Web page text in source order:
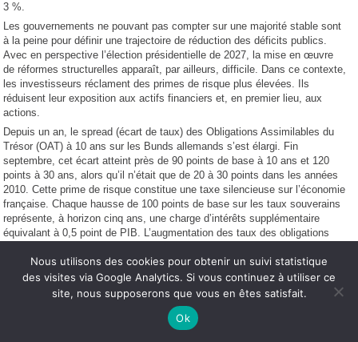
3 %.
Les gouvernements ne pouvant pas compter sur une majorité stable sont
à la peine pour définir une trajectoire de réduction des déficits publics.
Avec en perspective l’élection présidentielle de 2027, la mise en œuvre
de réformes structurelles apparaît, par ailleurs, difficile. Dans ce contexte,
les investisseurs réclament des primes de risque plus élevées. Ils
réduisent leur exposition aux actifs financiers et, en premier lieu, aux
actions.
Depuis un an, le spread (écart de taux) des Obligations Assimilables du
Trésor (OAT) à 10 ans sur les Bunds allemands s’est élargi. Fin
septembre, cet écart atteint près de 90 points de base à 10 ans et 120
points à 30 ans, alors qu’il n’était que de 20 à 30 points dans les années
2010. Cette prime de risque constitue une taxe silencieuse sur l’économie
française. Chaque hausse de 100 points de base sur les taux souverains
représente, à horizon cinq ans, une charge d’intérêts supplémentaire
équivalant à 0,5 point de PIB. L’augmentation des taux des obligations
compense, en partie, la baisse des taux directeurs de la Banque centrale
européenne. Cette situation pèse sur l’investissement des ménages et
des entreprises. L’investissement productif, qui pesait 12,5 % du PIB en
2022, n’en représente plus que 11 % en 2025.
Face à l’accumulation de mauvaises nouvelles sur le front économique,
Nous utilisons des cookies pour obtenir un suivi statistique
des visites via Google Analytics. Si vous continuez à utiliser ce
site, nous supposerons que vous en êtes satisfait.
Ok